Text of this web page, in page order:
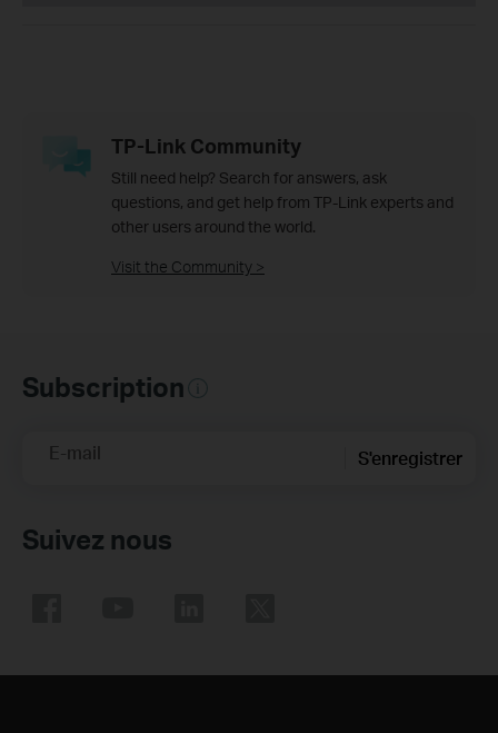
TP-Link Community
Still need help? Search for answers, ask
questions, and get help from TP-Link experts and
other users around the world.
Visit the Community >
Subscription
E-mail S'enregistrer
Suivez nous